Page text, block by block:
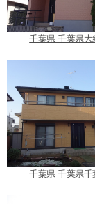
千葉県 千葉県大
千葉県 千葉県千